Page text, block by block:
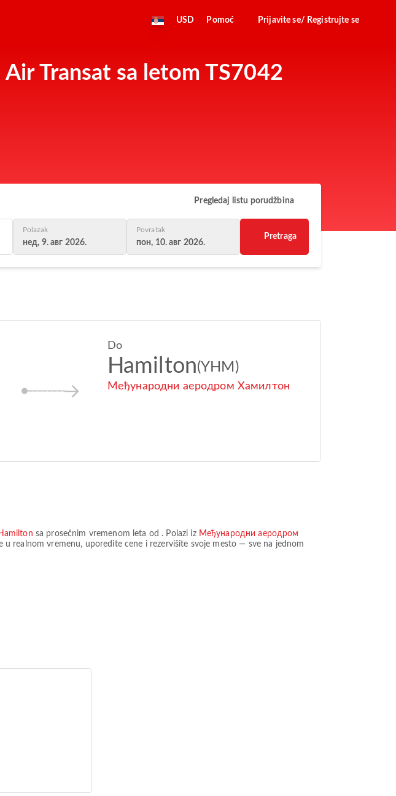
USD Pomoć Prijavite se/ Registrujte se
Transat sa letom TS7042
Pregledaj listu porudžbina
Polazak
нед, 9. авг 2026.
Povratak
пон, 10. авг 2026.
Pretraga
Do
Hamilton(YHM)
Међународни аеродром Хамилтон
sa prosečnim vremenom leta od . Polazi iz Међународни аеродром
u realnom vremenu, uporedite cene i rezervišite svoje mesto — sve na jednom